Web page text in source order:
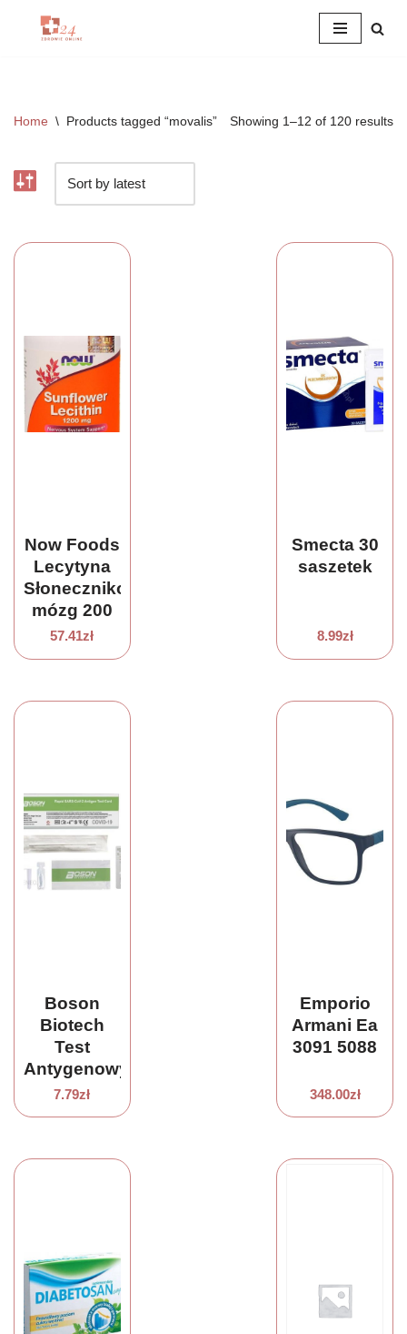
Home \ Products tagged “movalis” Showing 1–12 of 120 results
Now Foods
Lecytyna
Słonecznikowa
mózg 200
kaps
57.41zł
Smecta 30
saszetek
8.99zł
Boson
Biotech
Test
Antygenowy
Szybki
Koronawirus
Wymaz
7.79zł
Emporio
Armani Ea
3091 5088
348.00zł